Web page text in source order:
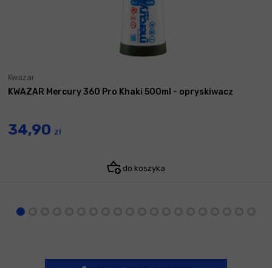
Kwazar
KWAZAR Mercury 360 Pro Khaki 500ml - opryskiwacz
34,90 zł
do koszyka